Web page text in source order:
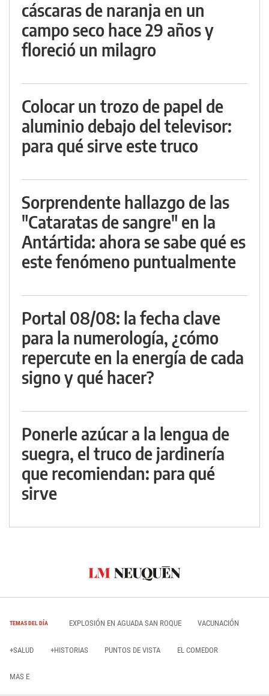
cáscaras de naranja en un
campo seco hace 29 años y
floreció un milagro
Colocar un trozo de papel de
aluminio debajo del televisor:
para qué sirve este truco
Sorprendente hallazgo de las
"Cataratas de sangre" en la
Antártida: ahora se sabe qué es
este fenómeno puntualmente
Portal 08/08: la fecha clave
para la numerología, ¿cómo
repercute en la energía de cada
signo y qué hacer?
Ponerle azúcar a la lengua de
suegra, el truco de jardinería
que recomiendan: para qué
sirve
TEMAS DEL DÍA EXPLOSIÓN EN AGUADA SAN ROQUE VACUNACIÓN
+SALUD +HISTORIAS PUNTOS DE VISTA EL COMEDOR
MAS E